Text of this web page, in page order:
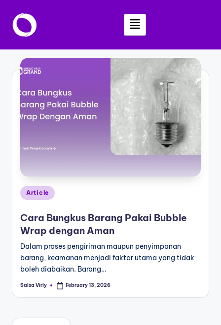
Skip
Article
Cara Bungkus Barang Pakai Bubble
Wrap dengan Aman
Dalam proses pengiriman maupun penyimpanan
barang, keamanan menjadi faktor utama yang tidak
boleh diabaikan. Barang…
Salsa Virly February 13, 2026